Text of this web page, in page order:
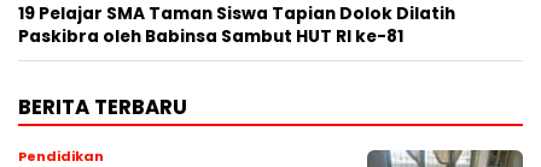
19 Pelajar SMA Taman Siswa Tapian Dolok Dilatih
Paskibra oleh Babinsa Sambut HUT RI ke-81
BERITA TERBARU
Pendidikan